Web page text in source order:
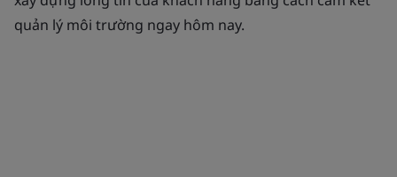
quản lý môi trường ngay hôm nay.